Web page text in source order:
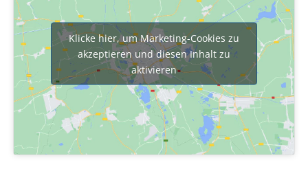
Klicke hier, um Marketing-Cookies zu
akzeptieren und diesen Inhalt zu
aktivieren